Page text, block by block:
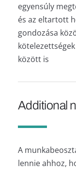
egyensúly
és az eltartott
gondozása
között is
Additional
A
lennie ahhoz,